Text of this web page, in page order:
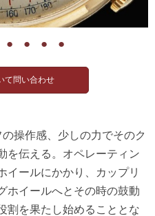
● ● ● ●
操作感、少しの力でそのク
を伝える。オペレーティン
イールにかかり、カップリ
ホイールへとその時の鼓動
割を果たし始めることとな